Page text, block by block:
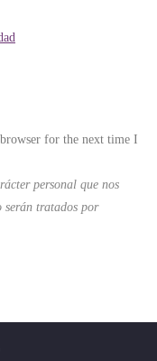
for the next time I
personal que nos
serán tratados por